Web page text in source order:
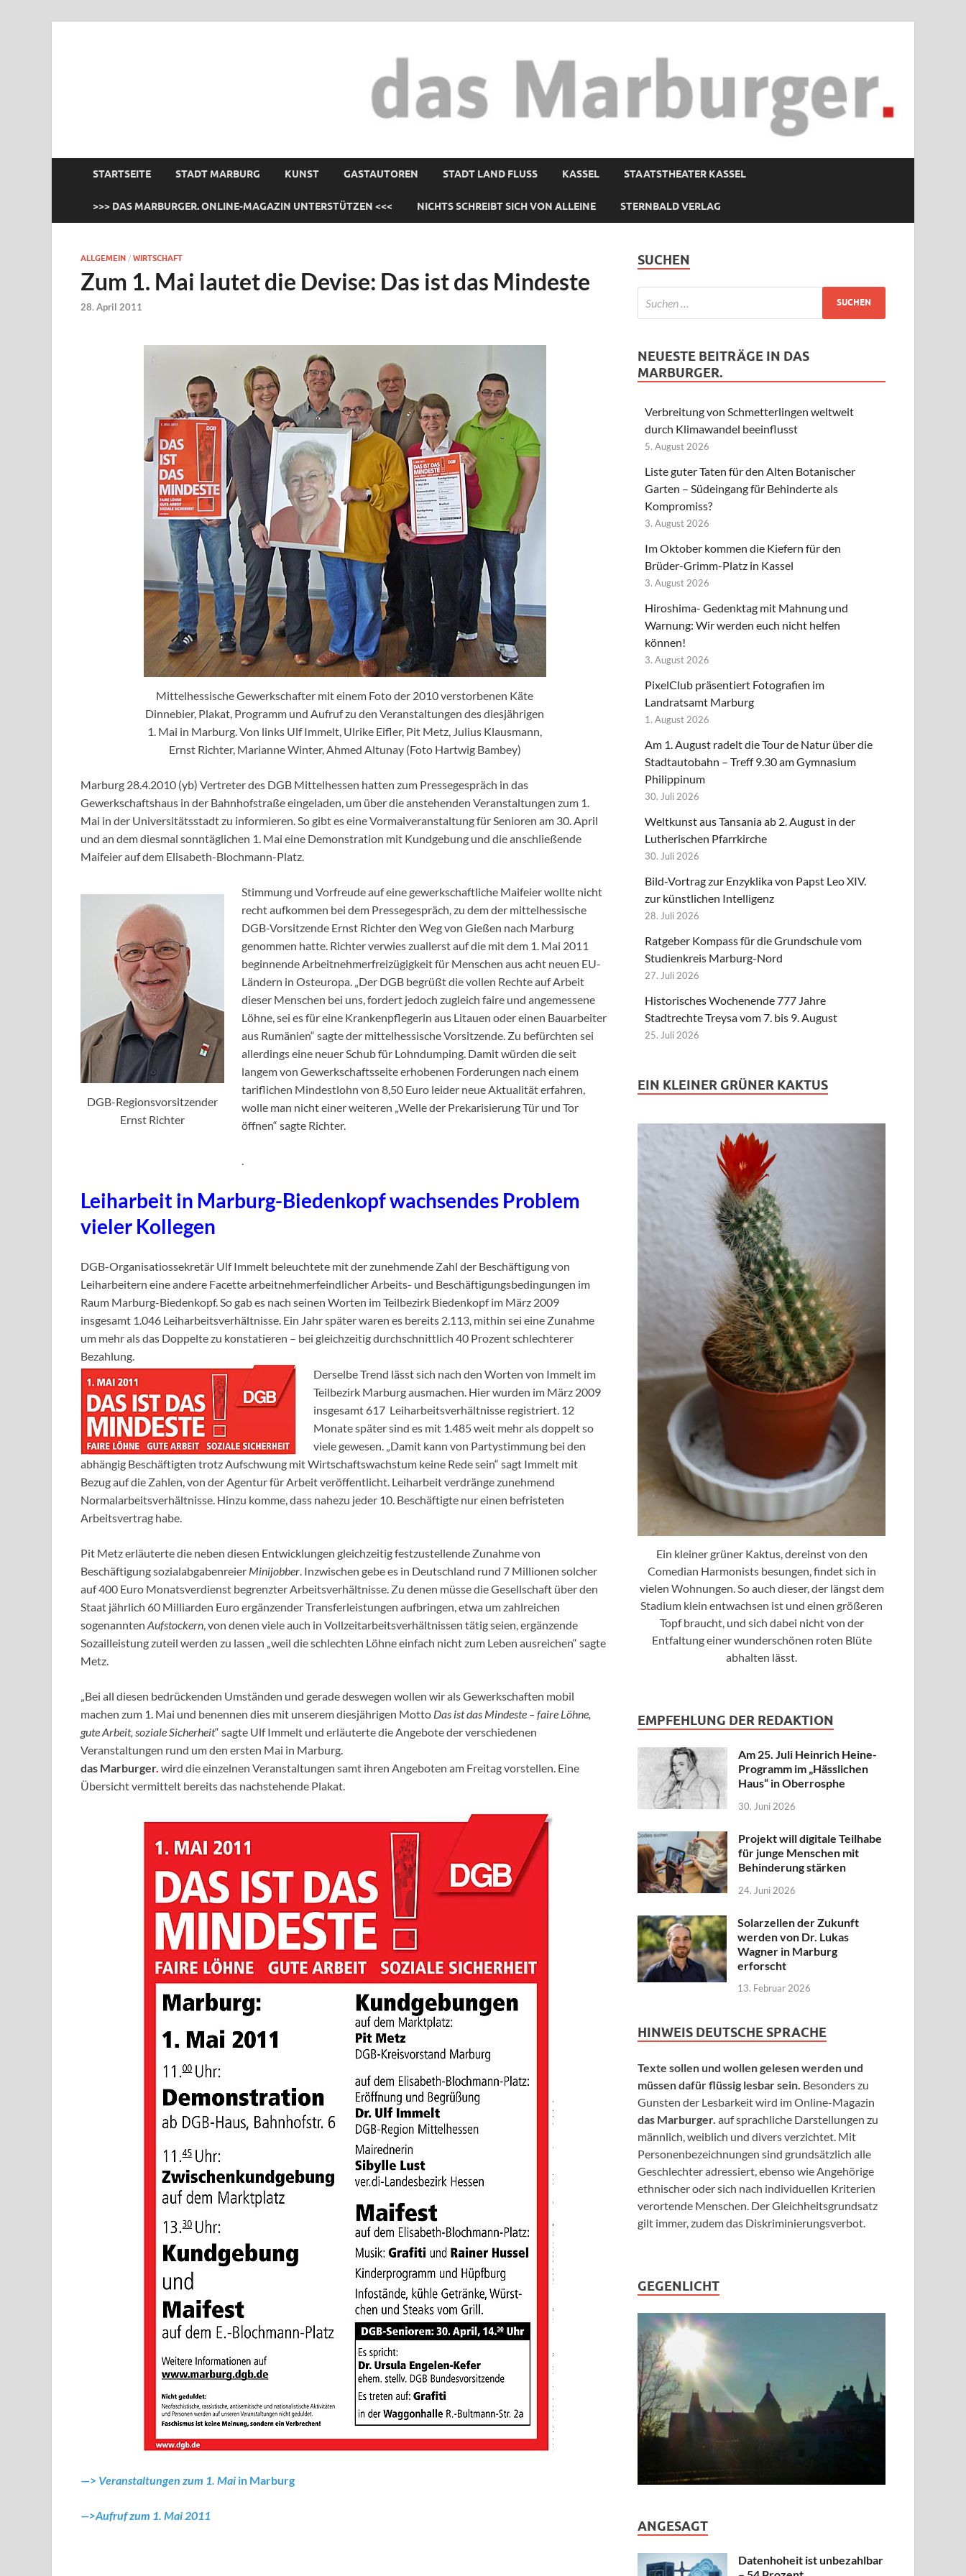
STARTSEITE STADT MARBURG KUNST GASTAUTOREN STADT LAND FLUSS KASSEL STAATSTHEATER KASSEL
>>> DAS MARBURGER. ONLINE-MAGAZIN UNTERSTÜTZEN <<< NICHTS SCHREIBT SICH VON ALLEINE STERNBALD VERLAG
ALLGEMEIN / WIRTSCHAFT
Zum 1. Mai lautet die Devise: Das ist das Mindeste
28. April 2011
Mittelhessische Gewerkschafter mit einem Foto der 2010 verstorbenen Käte
Dinnebier, Plakat, Programm und Aufruf zu den Veranstaltungen des diesjährigen
1. Mai in Marburg. Von links Ulf Immelt, Ulrike Eifler, Pit Metz, Julius Klausmann,
Ernst Richter, Marianne Winter, Ahmed Altunay (Foto Hartwig Bambey)
Marburg 28.4.2010 (yb) Vertreter des DGB Mittelhessen hatten zum Pressegespräch in das
Gewerkschaftshaus in der Bahnhofstraße eingeladen, um über die anstehenden Veranstaltungen zum 1.
Mai in der Universitätsstadt zu informieren. So gibt es eine Vormaiveranstaltung für Senioren am 30. April
und an dem diesmal sonntäglichen 1. Mai eine Demonstration mit Kundgebung und die anschließende
Maifeier auf dem Elisabeth-Blochmann-Platz.
DGB-Regionsvorsitzender
Ernst Richter
Stimmung und Vorfreude auf eine gewerkschaftliche Maifeier wollte nicht
recht aufkommen bei dem Pressegespräch, zu dem der mittelhessische
DGB-Vorsitzende Ernst Richter den Weg von Gießen nach Marburg
genommen hatte. Richter verwies zuallerst auf die mit dem 1. Mai 2011
beginnende Arbeitnehmerfreizügigkeit für Menschen aus acht neuen EU-
Ländern in Osteuropa. „Der DGB begrüßt die vollen Rechte auf Arbeit
dieser Menschen bei uns, fordert jedoch zugleich faire und angemessene
Löhne, sei es für eine Krankenpflegerin aus Litauen oder einen Bauarbeiter
aus Rumänien“ sagte der mittelhessische Vorsitzende. Zu befürchten sei
allerdings eine neuer Schub für Lohndumping. Damit würden die seit
langem von Gewerkschaftsseite erhobenen Forderungen nach einem
tariflichen Mindestlohn von 8,50 Euro leider neue Aktualität erfahren,
wolle man nicht einer weiteren „Welle der Prekarisierung Tür und Tor
öffnen“ sagte Richter.
.
Leiharbeit in Marburg-Biedenkopf wachsendes Problem
vieler Kollegen
DGB-Organisatiossekretär Ulf Immelt beleuchtete mit der zunehmende Zahl der Beschäftigung von
Leiharbeitern eine andere Facette arbeitnehmerfeindlicher Arbeits- und Beschäftigungsbedingungen im
Raum Marburg-Biedenkopf. So gab es nach seinen Worten im Teilbezirk Biedenkopf im März 2009
insgesamt 1.046 Leiharbeitsverhältnisse. Ein Jahr später waren es bereits 2.113, mithin sei eine Zunahme
um mehr als das Doppelte zu konstatieren – bei gleichzeitig durchschnittlich 40 Prozent schlechterer
Bezahlung.
Derselbe Trend lässt sich nach den Worten von Immelt im
Teilbezirk Marburg ausmachen. Hier wurden im März 2009
insgesamt 617 Leiharbeitsverhältnisse registriert. 12
Monate später sind es mit 1.485 weit mehr als doppelt so
viele gewesen. „Damit kann von Partystimmung bei den
abhängig Beschäftigten trotz Aufschwung mit Wirtschaftswachstum keine Rede sein“ sagt Immelt mit
Bezug auf die Zahlen, von der Agentur für Arbeit veröffentlicht. Leiharbeit verdränge zunehmend
Normalarbeitsverhältnisse. Hinzu komme, dass nahezu jeder 10. Beschäftigte nur einen befristeten
Arbeitsvertrag habe.
Pit Metz erläuterte die neben diesen Entwicklungen gleichzeitig festzustellende Zunahme von
Beschäftigung sozialabgabenreier Minijobber. Inzwischen gebe es in Deutschland rund 7 Millionen solcher
auf 400 Euro Monatsverdienst begrenzter Arbeitsverhältnisse. Zu denen müsse die Gesellschaft über den
Staat jährlich 60 Milliarden Euro ergänzender Transferleistungen aufbringen, etwa um zahlreichen
sogenannten Aufstockern, von denen viele auch in Vollzeitarbeitsverhältnissen tätig seien, ergänzende
Sozailleistung zuteil werden zu lassen „weil die schlechten Löhne einfach nicht zum Leben ausreichen“ sagte
Metz.
„Bei all diesen bedrückenden Umständen und gerade deswegen wollen wir als Gewerkschaften mobil
machen zum 1. Mai und benennen dies mit unserem diesjährigen Motto Das ist das Mindeste – faire Löhne,
gute Arbeit, soziale Sicherheit“ sagte Ulf Immelt und erläuterte die Angebote der verschiedenen
Veranstaltungen rund um den ersten Mai in Marburg.
das Marburger. wird die einzelnen Veranstaltungen samt ihren Angeboten am Freitag vorstellen. Eine
Übersicht vermittelt bereits das nachstehende Plakat.
—> Veranstaltungen zum 1. Mai in Marburg
—>Aufruf zum 1. Mai 2011
SUCHEN
NEUESTE BEITRÄGE IN DAS
MARBURGER.
Verbreitung von Schmetterlingen weltweit
durch Klimawandel beeinflusst
5. August 2026
Liste guter Taten für den Alten Botanischer
Garten – Südeingang für Behinderte als
Kompromiss?
3. August 2026
Im Oktober kommen die Kiefern für den
Brüder-Grimm-Platz in Kassel
3. August 2026
Hiroshima- Gedenktag mit Mahnung und
Warnung: Wir werden euch nicht helfen
können!
3. August 2026
PixelClub präsentiert Fotografien im
Landratsamt Marburg
1. August 2026
Am 1. August radelt die Tour de Natur über die
Stadtautobahn – Treff 9.30 am Gymnasium
Philippinum
30. Juli 2026
Weltkunst aus Tansania ab 2. August in der
Lutherischen Pfarrkirche
30. Juli 2026
Bild-Vortrag zur Enzyklika von Papst Leo XIV.
zur künstlichen Intelligenz
28. Juli 2026
Ratgeber Kompass für die Grundschule vom
Studienkreis Marburg-Nord
27. Juli 2026
Historisches Wochenende 777 Jahre
Stadtrechte Treysa vom 7. bis 9. August
25. Juli 2026
EIN KLEINER GRÜNER KAKTUS
Ein kleiner grüner Kaktus, dereinst von den
Comedian Harmonists besungen, findet sich in
vielen Wohnungen. So auch dieser, der längst dem
Stadium klein entwachsen ist und einen größeren
Topf braucht, und sich dabei nicht von der
Entfaltung einer wunderschönen roten Blüte
abhalten lässt.
EMPFEHLUNG DER REDAKTION
Am 25. Juli Heinrich Heine-
Programm im „Hässlichen
Haus“ in Oberrosphe
30. Juni 2026
Projekt will digitale Teilhabe
für junge Menschen mit
Behinderung stärken
24. Juni 2026
Solarzellen der Zukunft
werden von Dr. Lukas
Wagner in Marburg
erforscht
13. Februar 2026
HINWEIS DEUTSCHE SPRACHE
Texte sollen und wollen gelesen werden und
müssen dafür flüssig lesbar sein. Besonders zu
Gunsten der Lesbarkeit wird im Online-Magazin
das Marburger. auf sprachliche Darstellungen zu
männlich, weiblich und divers verzichtet. Mit
Personenbezeichnungen sind grundsätzlich alle
Geschlechter adressiert, ebenso wie Angehörige
ethnischer oder sich nach individuellen Kriterien
verortende Menschen. Der Gleichheitsgrundsatz
gilt immer, zudem das Diskriminierungsverbot.
GEGENLICHT
ANGESAGT
Datenhoheit ist unbezahlbar